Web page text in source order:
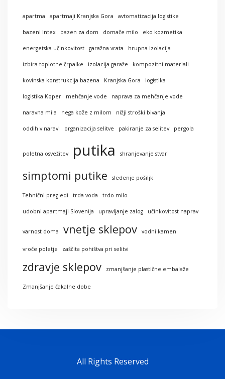
apartma apartmaji Kranjska Gora avtomatizacija logistike
bazeni Intex bazen za dom domače milo eko kozmetika
energetska učinkovitost garažna vrata hrupna izolacija
izbira toplotne črpalke izolacija garaže kompozitni materiali
kovinska konstrukcija bazena Kranjska Gora logistika
logistika Koper mehčanje vode naprava za mehčanje vode
naravna mila nega kože z milom nižji stroški bivanja
oddih v naravi organizacija selitve pakiranje za selitev pergola
poletna osvežitev putika shranjevanje stvari
simptomi putike sledenje pošiljk
Tehnični pregledi trda voda trdo milo
udobni apartmaji Slovenija upravljanje zalog učinkovitost naprav
varnost doma vnetje sklepov vodni kamen
vroče poletje zaščita pohištva pri selitvi
zdravje sklepov zmanjšanje plastične embalaže
Zmanjšanje čakalne dobe
All Rights Reserved